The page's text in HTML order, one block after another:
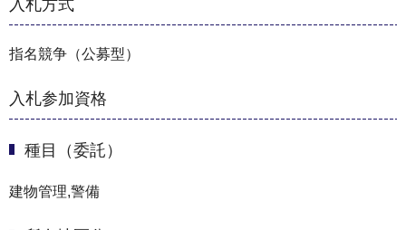
入札方式
指名競争（公募型）
入札参加資格
種目（委託）
建物管理,警備